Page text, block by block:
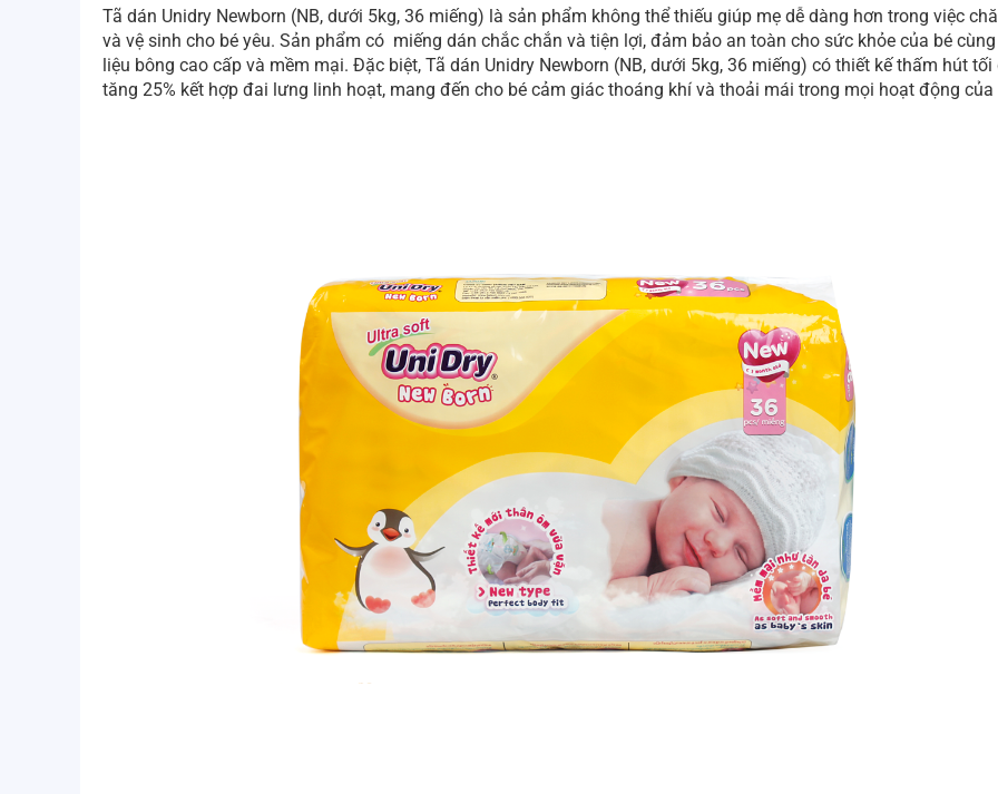
Tã dán Unidry Newborn (NB, dưới 5kg, 36 miếng) là sản phẩm không thể thiếu giúp mẹ dễ dàng hơn trong việc
và vệ sinh cho bé yêu. Sản phẩm có miếng dán chắc chắn và tiện lợi, đảm bảo an toàn cho sức khỏe của bé
liệu bông cao cấp và mềm mại. Đặc biệt, Tã dán Unidry Newborn (NB, dưới 5kg, 36 miếng) có thiết kế thấm hút tối
tăng 25% kết hợp đai lưng linh hoạt, mang đến cho bé cảm giác thoáng khí và thoải mái trong mọi hoạt động của